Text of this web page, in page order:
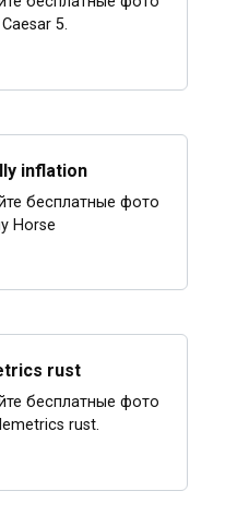
5.
inflation
бесплатные фото
Horse
rust
бесплатные фото
rust.